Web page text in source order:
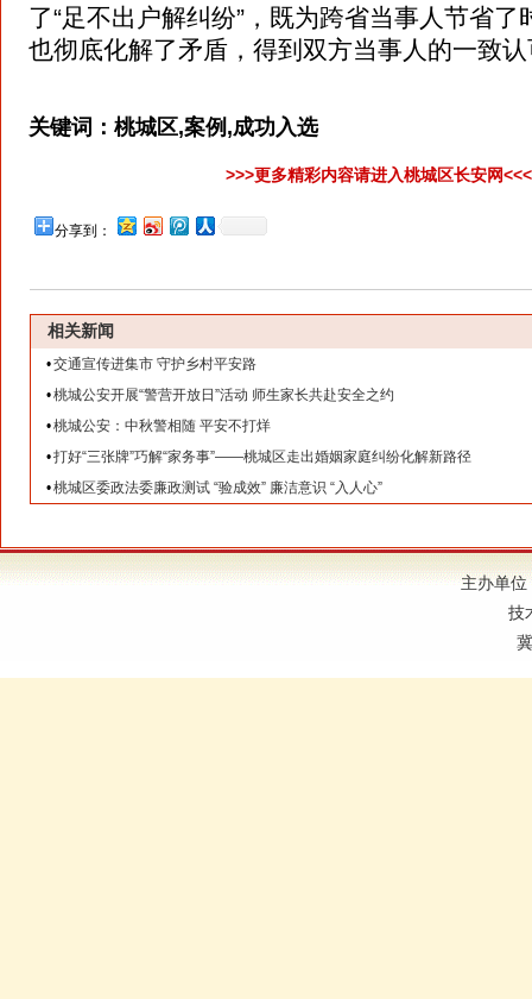
了“足不出户解纠纷”，既为跨省当事人节省
也彻底化解了矛盾，得到双方当事人的一致
关键词：桃城区,案例,成功入选
>>>更多精彩内容请进入桃城区长安网<<<
分享到：
相关新闻
•交通宣传进集市 守护乡村平安路
•桃城公安开展“警营开放日”活动 师生家长共赴安全之约
•桃城公安：中秋警相随 平安不打烊
•打好“三张牌”巧解“家务事”——桃城区走出婚姻家庭纠纷化解新路径
•桃城区委政法委廉政测试 “验成效” 廉洁意识 “入人心”
主办单
技